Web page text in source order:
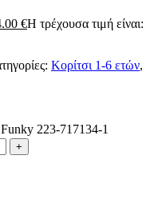
€Η τρέχουσα τιμή είναι:
Κορίτσι 1-6 ετών,
Funky 223-717134-1